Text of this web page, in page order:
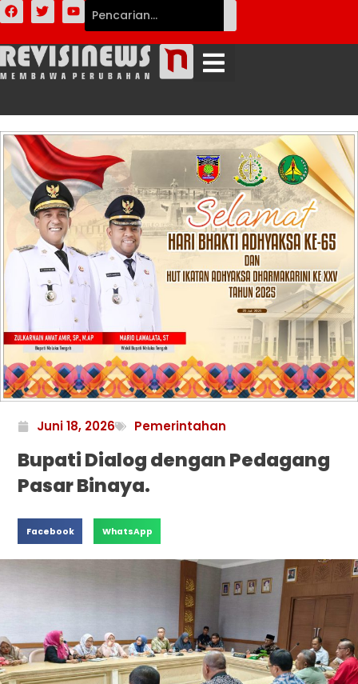
Juni 18, 2026 Pemerintahan
Bupati Dialog dengan Pedagang
Pasar Binaya.
Facebook WhatsApp